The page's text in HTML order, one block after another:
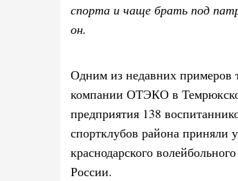
спорта и чаще брать под
он.
Одним из недавних примеров
компании ОТЭКО в
предприятия 138
спортклубов района приняли
краснодарского
России.